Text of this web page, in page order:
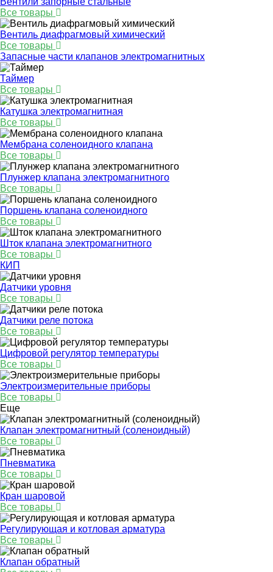
Все товары
Вентиль диафрагмовый химический
Все товары
Запасные части клапанов электромагнитных
Таймер
Все товары
Катушка электромагнитная
Все товары
Мембрана соленоидного клапана
Все товары
Плунжер клапана электромагнитного
Все товары
Поршень клапана соленоидного
Все товары
Шток клапана электромагнитного
Все товары
КИП
Датчики уровня
Все товары
Датчики реле потока
Все товары
Цифровой регулятор температуры
Все товары
Электроизмерительные приборы
Все товары
Еще
Клапан электромагнитный (соленоидный)
Все товары
Пневматика
Все товары
Кран шаровой
Все товары
Регулирующая и котловая арматура
Все товары
Клапан обратный